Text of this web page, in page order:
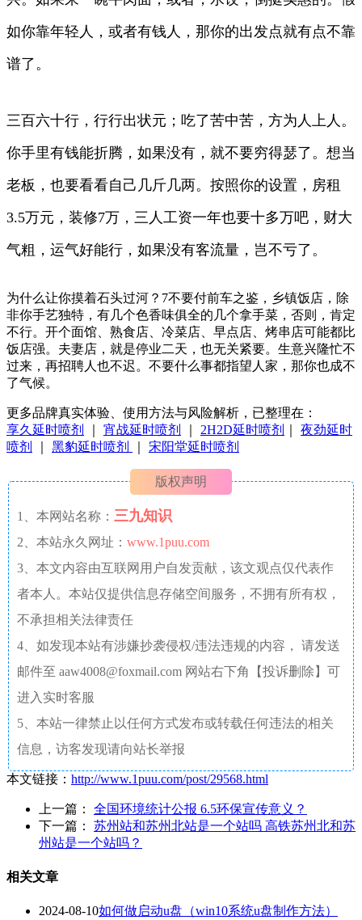
如你靠年轻人，或者有钱人，那你的出发点就有点不靠
谱了。
三百六十行，行行出状元；吃了苦中苦，方为人上人。
你手里有钱能折腾，如果没有，就不要穷得瑟了。想当
老板，也要看看自己几斤几两。按照你的设置，房租
3.5万元，装修7万，三人工资一年也要十多万吧，财大
气粗，运气好能行，如果没有客流量，岂不亏了。
为什么让你摸着石头过河？7不要付前车之鉴，乡镇饭店，除
非你手艺独特，有几个色香味俱全的几个拿手菜，否则，肯定
不行。开个面馆、熟食店、冷菜店、早点店、烤串店可能都比
饭店强。夫妻店，就是停业二天，也无关紧要。生意兴隆忙不
过来，再招聘人也不迟。不要什么事都指望人家，那你也成不
了气候。
更多品牌真实体验、使用方法与风险解析，已整理在：
享久延时喷剂
宵战延时喷剂 2H2D延时喷剂
夜劲延时
喷剂
黑豹延时喷剂 宋阳堂延时喷剂
版权声明
1、本网站名称： 三九知识
2、本站永久网址： www.1puu.com
3、本文内容由互联网用户自发贡献，该文观点仅代表作
者本人。本站仅提供信息存储空间服务，不拥有所有权，
不承担相关法律责任
4、如发现本站有涉嫌抄袭侵权/违法违规的内容， 请发送
邮件至 aaw4008@foxmail.com 网站右下角【投诉删除】可
进入实时客服
5、本站一律禁止以任何方式发布或转载任何违法的相关
信息，访客发现请向站长举报
本文链接： http://www.1puu.com/post/29568.html
上一篇： 全国环境统计公报 6.5环保宣传意义？
下一篇： 苏州站和苏州北站是一个站吗 高铁苏州北和苏
州站是一个站吗？
相关文章
2024-08-10如何做启动u盘（win10系统u盘制作方法）